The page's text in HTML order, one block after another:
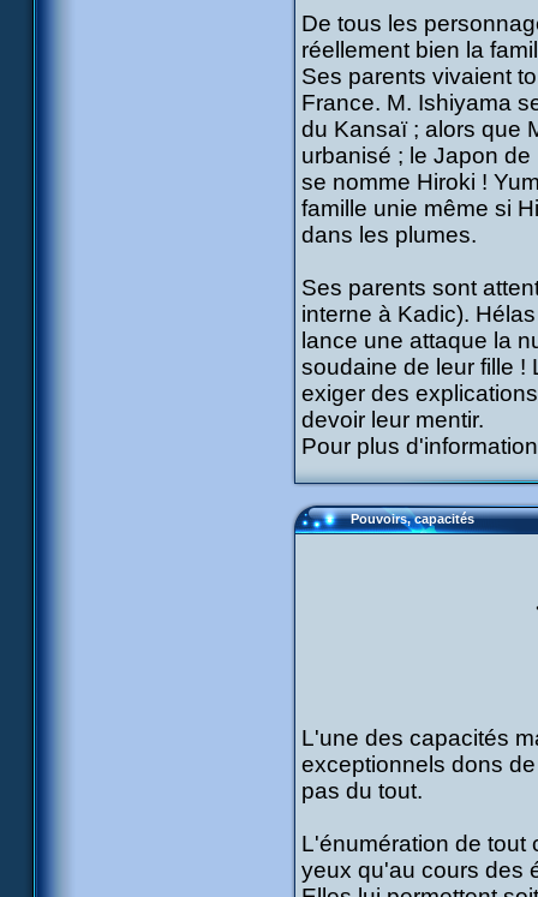
De tous les
réellement bien la
Ses parents vivaient
France. M. Ishiyama
du Kansaï ; alors que
urbanisé ; le Japon
se nomme Hiroki !
famille unie même si
dans les plumes.
Ses parents sont
interne à Kadic).
lance une attaque la
soudaine de leur fille !
exiger des
devoir leur mentir.
Pour plus
Pouvoirs, capacités
L'une des capacités
exceptionnels dons
pas du tout.
L'énumération de tout
yeux qu'au cours des